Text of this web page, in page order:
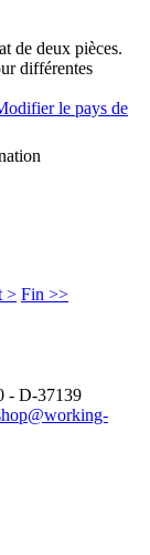
de deux pièces.
différentes
le pays de
> Fin >>
- D-37139